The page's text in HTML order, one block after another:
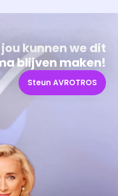
kunnen we dit
blijven maken!
Steun AVROTROS